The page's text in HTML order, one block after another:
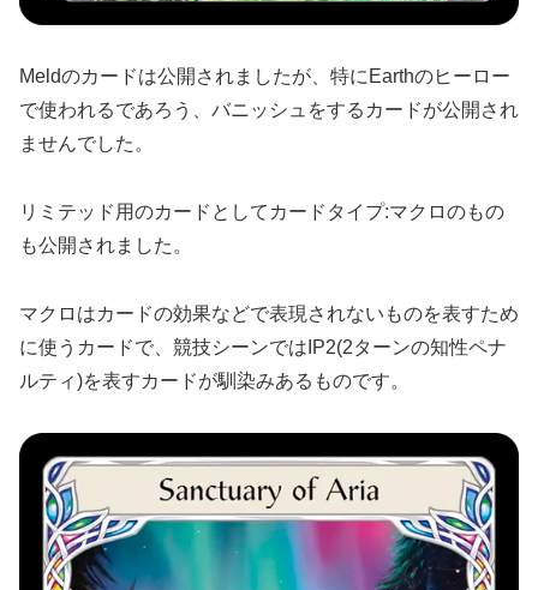
Meldのカードは公開されましたが、特にEarthのヒーロー
で使われるであろう、バニッシュをするカードが公開され
ませんでした。
リミテッド用のカードとしてカードタイプ:マクロのもの
も公開されました。
マクロはカードの効果などで表現されないものを表すため
に使うカードで、競技シーンではIP2(2ターンの知性ペナ
ルティ)を表すカードが馴染みあるものです。